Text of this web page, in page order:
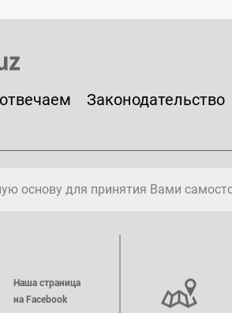
Законодательство
основу для принятия Вами
Наша страница
на Facebook